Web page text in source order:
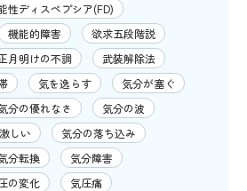
性ディスペプシア(FD)
機能的障害
欲求五段階説
月明けの不調
武装解除法
気を逸らす
気分が塞ぐ
分の優れなさ
気分の波
しい
気分の落ち込み
分転換
気分障害
の変化
気圧痛